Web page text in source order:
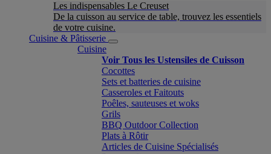
Les indispensables Le Creuset
De la cuisson au service de table, trouvez les essentiels
de votre cuisine.
Cuisine & Pâtisserie
Cuisine
Voir Tous les Ustensiles de Cuisson
Cocottes
Sets et batteries de cuisine
Casseroles et Faitouts
Poêles, sauteuses et woks
Grils
BBQ Outdoor Collection
Plats à Rôtir
Articles de Cuisine Spécialisés